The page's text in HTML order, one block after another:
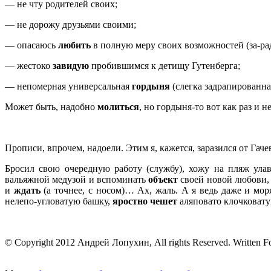
— не чту родителей своих;
— не дорожу друзьями своими;
— опасаюсь любить в полную меру своих возможностей (за-
— жестоко завидую пробившимся к детищу Гутенберга;
— непомерная универсальная гордыня (слегка
Может быть, надобно молиться, но гордыня-то вот как раз и
Прописи, впрочем, надоели. Этим я, кажется, заразился от
Бросил свою очередную работу (службу), хожу на пляж
вальяжной медузой и вспоминатьобъект своей новой любови,
и ждать(а точнее, с носом)… Ах, жаль. А я ведь даже и
нелепо-угловатую башку, яростно чешет аляповато
© Copyright 2012 Андрей Лопухин, All rights Reserved. Written